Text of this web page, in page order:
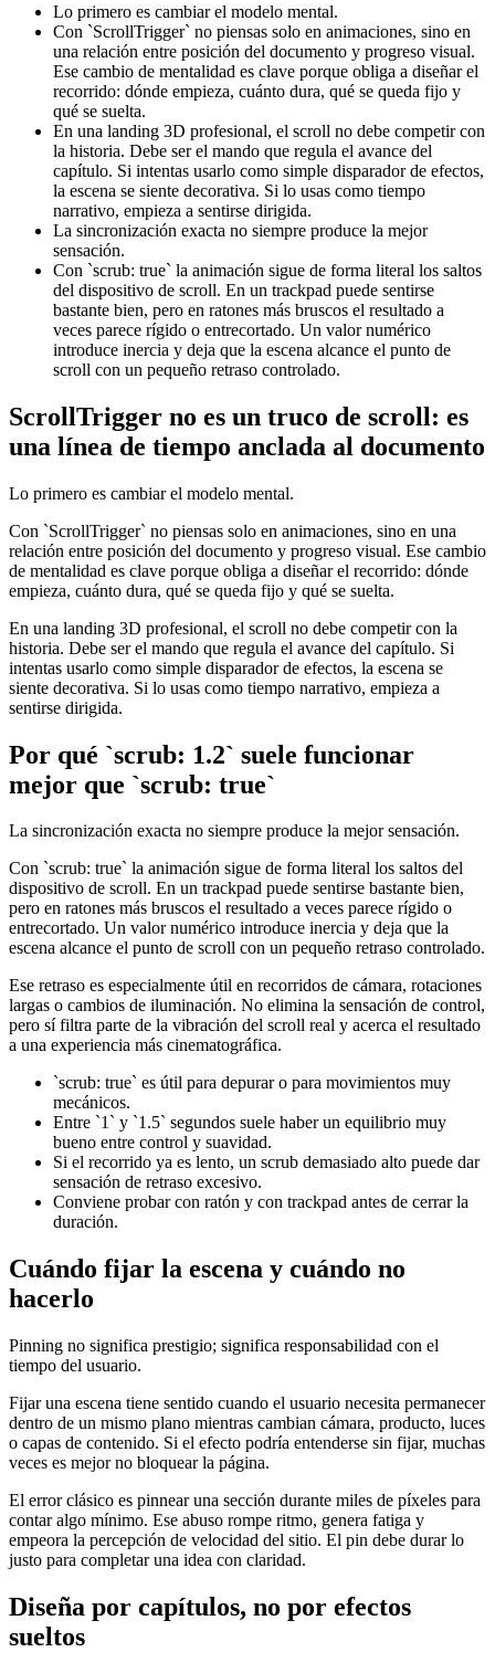
Lo primero es cambiar el modelo mental.
Con `ScrollTrigger` no piensas solo en animaciones, sino en
una relación entre posición del documento y progreso visual.
Ese cambio de mentalidad es clave porque obliga a diseñar el
recorrido: dónde empieza, cuánto dura, qué se queda fijo y
qué se suelta.
En una landing 3D profesional, el scroll no debe competir con
la historia. Debe ser el mando que regula el avance del
capítulo. Si intentas usarlo como simple disparador de efectos,
la escena se siente decorativa. Si lo usas como tiempo
narrativo, empieza a sentirse dirigida.
La sincronización exacta no siempre produce la mejor
sensación.
Con `scrub: true` la animación sigue de forma literal los saltos
del dispositivo de scroll. En un trackpad puede sentirse
bastante bien, pero en ratones más bruscos el resultado a
veces parece rígido o entrecortado. Un valor numérico
introduce inercia y deja que la escena alcance el punto de
scroll con un pequeño retraso controlado.
ScrollTrigger no es un truco de scroll: es
una línea de tiempo anclada al documento
Lo primero es cambiar el modelo mental.
Con `ScrollTrigger` no piensas solo en animaciones, sino en una
relación entre posición del documento y progreso visual. Ese cambio
de mentalidad es clave porque obliga a diseñar el recorrido: dónde
empieza, cuánto dura, qué se queda fijo y qué se suelta.
En una landing 3D profesional, el scroll no debe competir con la
historia. Debe ser el mando que regula el avance del capítulo. Si
intentas usarlo como simple disparador de efectos, la escena se
siente decorativa. Si lo usas como tiempo narrativo, empieza a
sentirse dirigida.
Por qué `scrub: 1.2` suele funcionar
mejor que `scrub: true`
La sincronización exacta no siempre produce la mejor sensación.
Con `scrub: true` la animación sigue de forma literal los saltos del
dispositivo de scroll. En un trackpad puede sentirse bastante bien,
pero en ratones más bruscos el resultado a veces parece rígido o
entrecortado. Un valor numérico introduce inercia y deja que la
escena alcance el punto de scroll con un pequeño retraso controlado.
Ese retraso es especialmente útil en recorridos de cámara, rotaciones
largas o cambios de iluminación. No elimina la sensación de control,
pero sí filtra parte de la vibración del scroll real y acerca el resultado
a una experiencia más cinematográfica.
`scrub: true` es útil para depurar o para movimientos muy
mecánicos.
Entre `1` y `1.5` segundos suele haber un equilibrio muy
bueno entre control y suavidad.
Si el recorrido ya es lento, un scrub demasiado alto puede dar
sensación de retraso excesivo.
Conviene probar con ratón y con trackpad antes de cerrar la
duración.
Cuándo fijar la escena y cuándo no
hacerlo
Pinning no significa prestigio; significa responsabilidad con el
tiempo del usuario.
Fijar una escena tiene sentido cuando el usuario necesita permanecer
dentro de un mismo plano mientras cambian cámara, producto, luces
o capas de contenido. Si el efecto podría entenderse sin fijar, muchas
veces es mejor no bloquear la página.
El error clásico es pinnear una sección durante miles de píxeles para
contar algo mínimo. Ese abuso rompe ritmo, genera fatiga y
empeora la percepción de velocidad del sitio. El pin debe durar lo
justo para completar una idea con claridad.
Diseña por capítulos, no por efectos
sueltos